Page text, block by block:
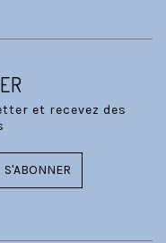
et recevez des
S'ABONNER